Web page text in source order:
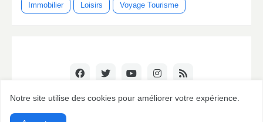
Immobilier Loisirs Voyage Tourisme
Notre site utilise des cookies pour améliorer votre expérience.